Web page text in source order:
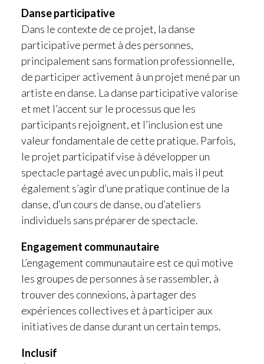
Danse participative
Dans le contexte de ce projet, la danse
participative permet à des personnes,
principalement sans formation professionnelle,
de participer activement à un projet mené par un
artiste en danse. La danse participative valorise
et met l’accent sur le processus que les
participants rejoignent, et l’inclusion est une
valeur fondamentale de cette pratique. Parfois,
le projet participatif vise à développer un
spectacle partagé avec un public, mais il peut
également s’agir d’une pratique continue de la
danse, d’un cours de danse, ou d’ateliers
individuels sans préparer de spectacle.
Engagement communautaire
L’engagement communautaire est ce qui motive
les groupes de personnes à se rassembler, à
trouver des connexions, à partager des
expériences collectives et à participer aux
initiatives de danse durant un certain temps.
Inclusif